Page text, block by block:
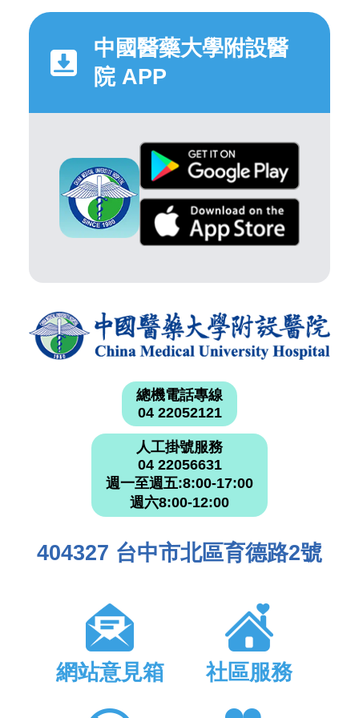
中國醫藥大學附設醫
院 APP
總機電話專線
04 22052121
人工掛號服務
04 22056631
週一至週五:8:00-17:00
週六8:00-12:00
404327 台中市北區育德路2號
網站意見箱 社區服務